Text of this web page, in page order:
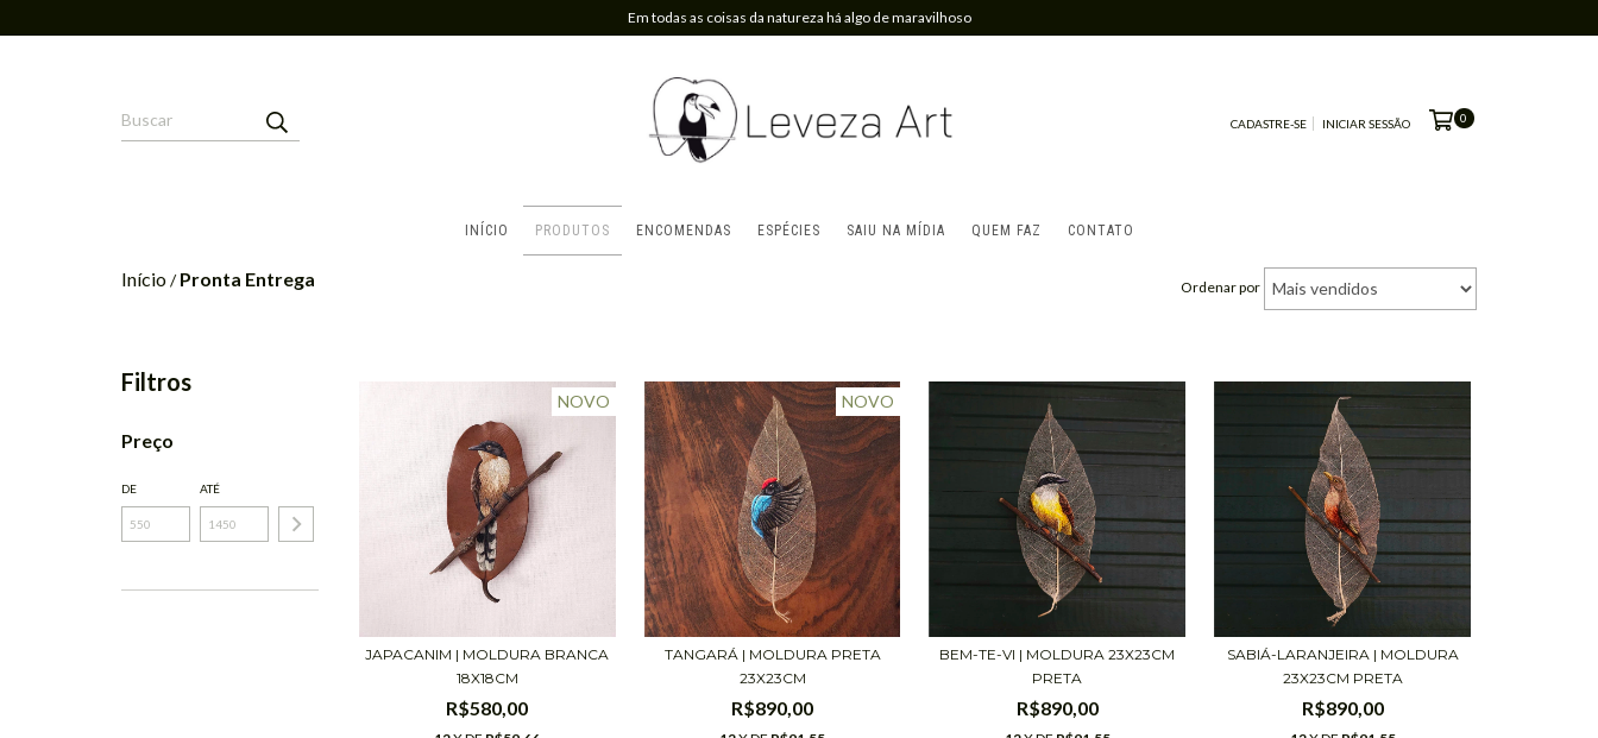
Em todas as coisas da natureza há algo de maravilhoso
CADASTRE-SE INICIAR SESSÃO 0
INÍCIO PRODUTOS ENCOMENDAS ESPÉCIES SAIU NA MÍDIA QUEM FAZ CONTATO
Início/ Pronta Entrega Ordenar por
Filtros
Preço
DE ATÉ
NOVO
JAPACANIM | MOLDURA BRANCA
18X18CM
R$580,00
NOVO
TANGARÁ | MOLDURA PRETA
23X23CM
R$890,00
BEM-TE-VI | MOLDURA 23X23CM
PRETA
R$890,00
SABIÁ-LARANJEIRA | MOLDURA
23X23CM PRETA
R$890,00